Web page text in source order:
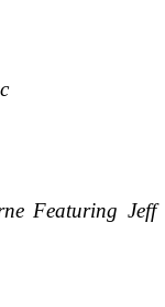
Featuring Jeff